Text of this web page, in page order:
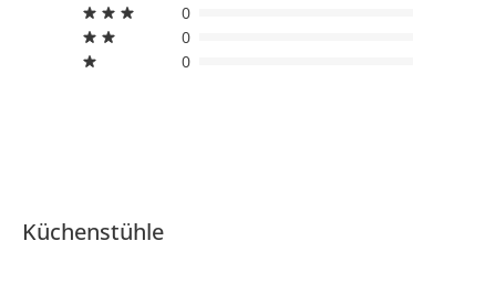
0
0
0
Küchenstühle